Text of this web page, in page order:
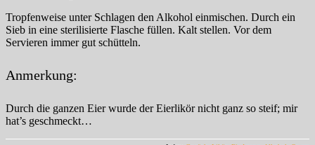
Tropfenweise unter Schlagen den Alkohol einmischen. Durch ein
Sieb in eine sterilisierte Flasche füllen. Kalt stellen. Vor dem
Servieren immer gut schütteln.
Anmerkung:
Durch die ganzen Eier wurde der Eierlikör nicht ganz so steif; mir
hat’s geschmeckt…